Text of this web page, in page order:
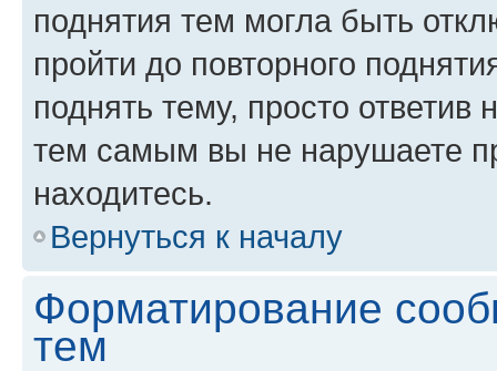
поднятия тем могла быть
пройти до повторного
поднять тему, просто ответив
тем самым вы не нарушаете
находитесь.
Вернуться к началу
Форматирование
тем